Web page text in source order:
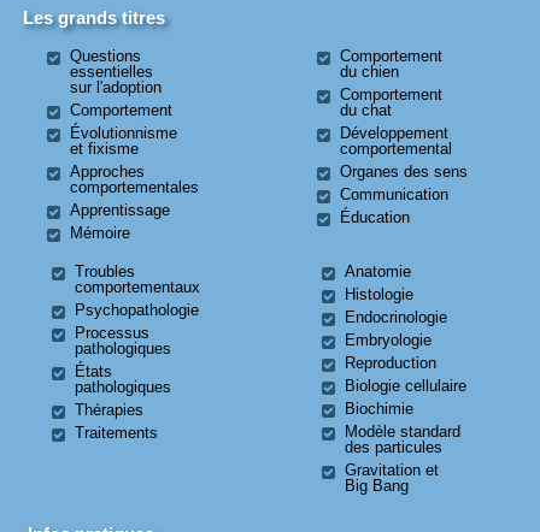
Les grands titres
Questions
essentielles
sur l'adoption
Comportement
Évolutionnisme
et fixisme
Approches
comportementales
Apprentissage
Mémoire
Comportement
du chien
Comportement
du chat
Développement
comportemental
Organes des sens
Communication
Éducation
Troubles
comportementaux
Psychopathologie
Processus
pathologiques
États
pathologiques
Thérapies
Traitements
Anatomie
Histologie
Endocrinologie
Embryologie
Reproduction
Biologie cellulaire
Biochimie
Modèle standard
des particules
Gravitation et
Big Bang